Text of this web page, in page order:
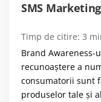
SMS
Timp de citire: 3
Brand Awareness-
recunoaștere a
consumatorii sunt
produselor tale și